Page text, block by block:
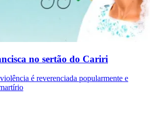
no sertão do Cariri
é reverenciada popularmente e